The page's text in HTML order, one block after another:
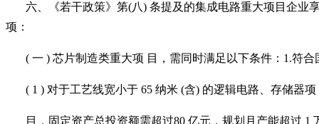
六、《若干政策》第(八) 条提及的集成电路重大项目企业
项：
( 一 ) 芯片制造类重大项 目，需同时满足以下条件：1.符
( 1 ) 对于工艺线宽小于 65 纳米 (含) 的逻辑电路、存储器项
目，固定资产总投资额需超过80 亿元，规划月产能超过 1